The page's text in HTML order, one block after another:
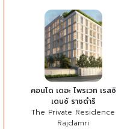
คอนโด เดอะ ไพรเวท เรสซิ
เดนซ์ ราชดำริ
The Private Residence
Rajdamri